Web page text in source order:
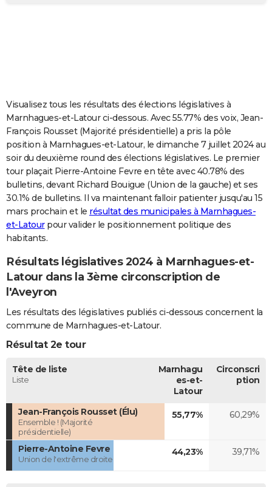
Carte de Noël
Carte Bonne année
Carte Saint-Valentin
Carte Pâques
Carte d'anniversaire
DICTIONNAIRE
Dictionnaire
Biographies
Citations
Expressions
Proverbes
PROGRAMME TV
COPAINS D'AVANT
S'inscrire
Se connecter
Lycées
Collèges
Primaires
Universités
Entreprises
Service militaire
Avis de recherche
AVIS DE DÉCÈS
FORUM
Bricolage
Lifestyle
Culture
Sport
Auto
Television
Voyage
Cinema
Visualisez tous les résultats des élections législatives à
Marnhagues-et-Latour ci-dessous. Avec 55.77% des voix, Jean-
François Rousset (Majorité présidentielle) a pris la pôle
position à Marnhagues-et-Latour, le dimanche 7 juillet 2024 au
soir du deuxième round des élections législatives. Le premier
tour plaçait Pierre-Antoine Fevre en tête avec 40.78% des
bulletins, devant Richard Bouigue (Union de la gauche) et ses
30.1% de bulletins. Il va maintenant falloir patienter jusqu'au 15
mars prochain et le résultat des municipales à Marnhagues-
et-Latourpour valider le positionnement politique des
habitants.
Résultats législatives 2024 à Marnhagues-et-
Latour dans la 3ème circonscription de
l'Aveyron
Les résultats des législatives publiés ci-dessous concernent la
commune de Marnhagues-et-Latour.
Résultat 2e tour
Tête de liste
Liste
Marnhagu
es-et-
Latour
Circonscri
ption
Jean-François Rousset (Élu)
Ensemble ! (Majorité
présidentielle)
55,77% 60,29%
Pierre-Antoine Fevre
Union de l'extrême droite
44,23% 39,71%